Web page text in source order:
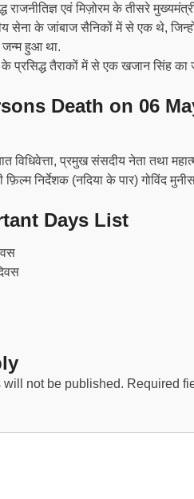
राजनीतिज्ञ एवं मिज़ोरम के तीसरे
सेना के जांबाज सैनिकों में से एक थे,
हुआ था.
प्रसिद्ध तैराकों में से एक खजान सिंह का
Death on 06 May
विधिवेत्ता, प्रमुख संसदीय नेता तथा
फ़िल्म निर्देशक (नदिया के पार) गोविंद
Days List
not be published. Required